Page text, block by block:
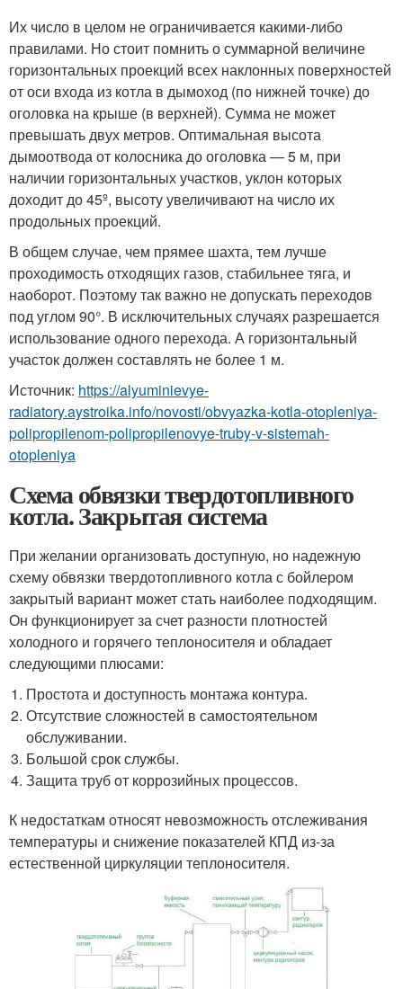
Их число в целом не ограничивается какими-либо
правилами. Но стоит помнить о суммарной величине
горизонтальных проекций всех наклонных поверхностей
от оси входа из котла в дымоход (по нижней точке) до
оголовка на крыше (в верхней). Сумма не может
превышать двух метров. Оптимальная высота
дымоотвода от колосника до оголовка — 5 м, при
наличии горизонтальных участков, уклон которых
доходит до 45º, высоту увеличивают на число их
продольных проекций.
В общем случае, чем прямее шахта, тем лучше
проходимость отходящих газов, стабильнее тяга, и
наоборот. Поэтому так важно не допускать переходов
под углом 90°. В исключительных случаях разрешается
использование одного перехода. А горизонтальный
участок должен составлять не более 1 м.
Источник: https://alyuminievye-
radiatory.aystroika.info/novosti/obvyazka-kotla-otopleniya-
polipropilenom-polipropilenovye-truby-v-sistemah-
otopleniya
Схема обвязки твердотопливного
котла. Закрытая система
При желании организовать доступную, но надежную
схему обвязки твердотопливного котла с бойлером
закрытый вариант может стать наиболее подходящим.
Он функционирует за счет разности плотностей
холодного и горячего теплоносителя и обладает
следующими плюсами:
Простота и доступность монтажа контура.
Отсутствие сложностей в самостоятельном
обслуживании.
Большой срок службы.
Защита труб от коррозийных процессов.
К недостаткам относят невозможность отслеживания
температуры и снижение показателей КПД из-за
естественной циркуляции теплоносителя.